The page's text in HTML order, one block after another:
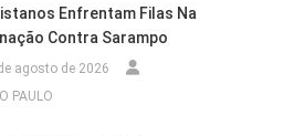
Enfrentam Filas Na
Contra Sarampo
agosto de 2026
PAULO